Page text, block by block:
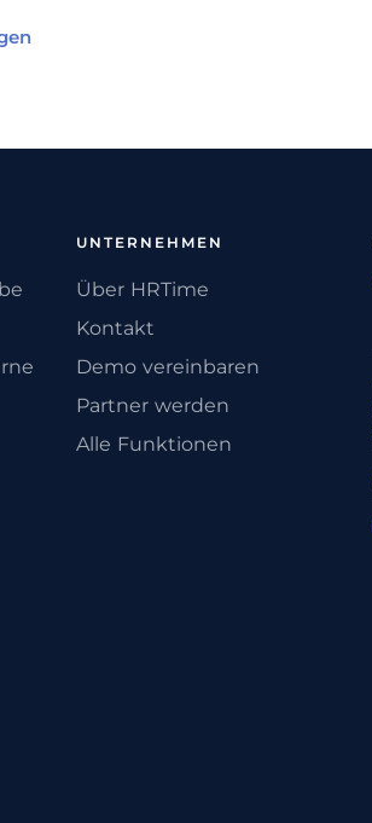
UNTERNEHMEN
Über HRTime
Kontakt
Demo vereinbaren
Partner werden
Alle Funktionen